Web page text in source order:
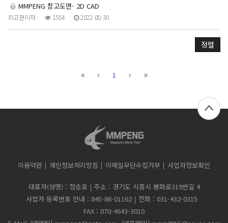
MMPENG 참고도면- 2D CAD
최고관리자 1554 2022-08-30
정렬
1
이용약관 개인정보처리방침 이메일무단수집거부 사업자정보확인
대표자(성명) : 정승호
주소 : 경기도 시흥시 봉화로319번길 4
사업자 등록번호 안내 : 845-86-01162
전화 : 031-432-0315
FAX : 070-4643-3010